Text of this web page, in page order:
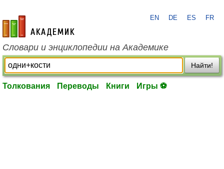
academic.ru
EN DE ES FR
Словари и энциклопедии на Академике
Найти!
Толкования Переводы Книги Игры ⚽